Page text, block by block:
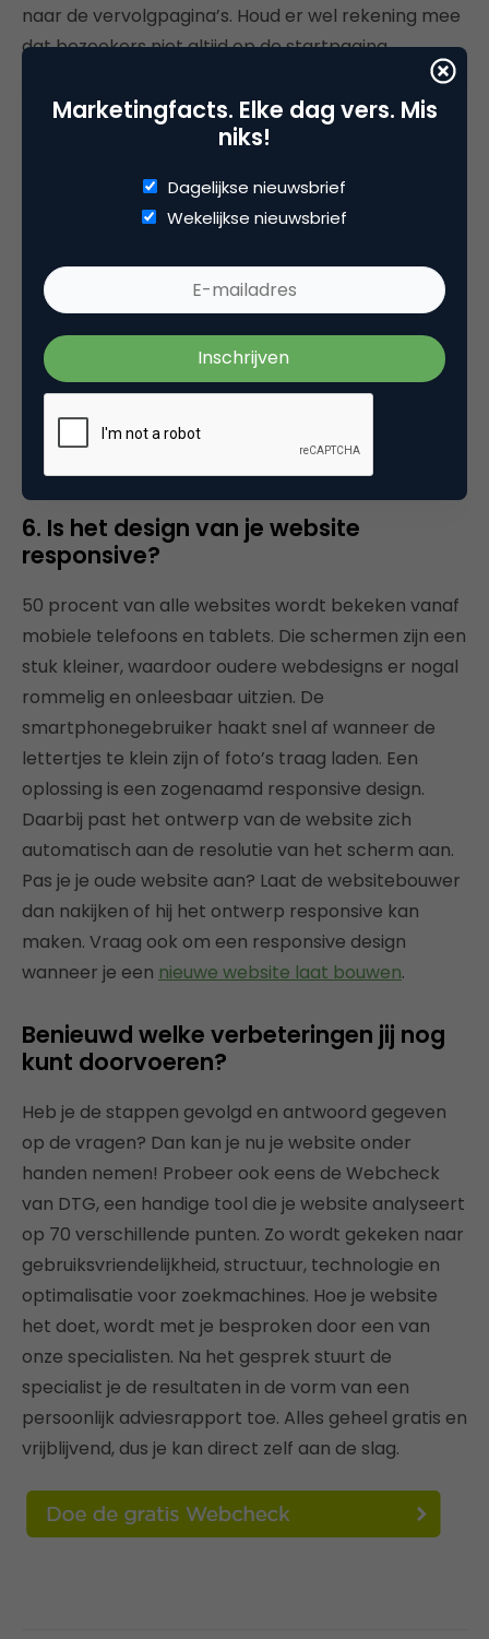
naar de vervolgpagina’s. Houd er wel rekening mee
dat bezoekers niet altijd op de startpagina
binnenkomen. Via Google komen ze soms ook op
andere pagina’s terecht. De pagina’s moeten dus
los van elkaar te begrijpen zijn en tegelijkertijd
Openingstijden, het adres en je telefoonnummer.
naar zou hoeven zoeken! Zorg dat ze snel vindbaar
zijn, bijvoorbeeld door ze onderaan elke pagina in
de footer te zetten, of door voldoende buttons
naar de contactpagina toe te voegen. Ook de links
willen graag op de hoogte blijven van jouw
6. Is het design van je website
responsive?
50 procent van alle websites wordt bekeken vanaf
mobiele telefoons en tablets. Die schermen zijn een
stuk kleiner, waardoor oudere webdesigns er nogal
rommelig en onleesbaar uitzien. De
smartphonegebruiker haakt snel af wanneer de
lettertjes te klein zijn of foto’s traag laden. Een
oplossing is een zogenaamd responsive design.
Daarbij past het ontwerp van de website zich
automatisch aan de resolutie van het scherm aan.
Pas je je oude website aan? Laat de websitebouwer
dan nakijken of hij het ontwerp responsive kan
maken. Vraag ook om een responsive design
wanneer je een nieuwe website laat bouwen.
Benieuwd welke verbeteringen jij nog
kunt doorvoeren?
Heb je de stappen gevolgd en antwoord gegeven
op de vragen? Dan kan je nu je website onder
handen nemen! Probeer ook eens de Webcheck
van DTG, een handige tool die je website analyseert
op 70 verschillende punten. Zo wordt gekeken naar
gebruiksvriendelijkheid, structuur, technologie en
optimalisatie voor zoekmachines. Hoe je website
het doet, wordt met je besproken door een van
onze specialisten. Na het gesprek stuurt de
specialist je de resultaten in de vorm van een
persoonlijk adviesrapport toe. Alles geheel gratis en
vrijblijvend, dus je kan direct zelf aan de slag.
Marketingfacts. Elke dag vers. Mis
niks!
Dagelijkse nieuwsbrief
Wekelijkse nieuwsbrief